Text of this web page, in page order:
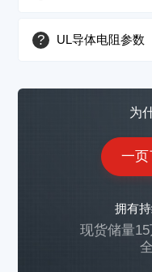
? UL导体电阻参数
为
一页
拥有
现货储量